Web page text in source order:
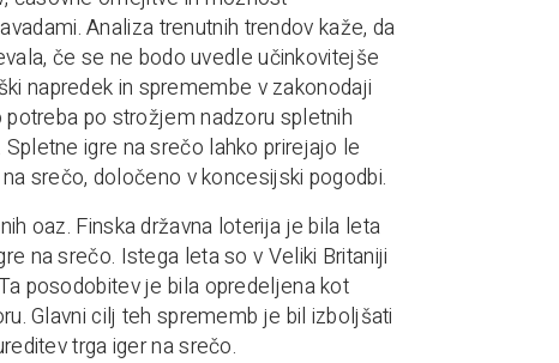
Analiza trenutnih trendov kaže, da
če se ne bodo uvedle učinkovitejše
napredek in spremembe v zakonodaji
po strožjem nadzoru spletnih
igre na srečo lahko prirejajo le
srečo, določeno v koncesijski pogodbi.
oaz. Finska državna loterija je bila leta
na srečo. Istega leta so v Veliki Britaniji
posodobitev je bila opredeljena kot
Glavni cilj teh sprememb je bil izboljšati
trga iger na srečo.